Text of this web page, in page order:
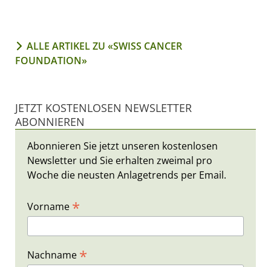
ALLE ARTIKEL ZU «SWISS CANCER
FOUNDATION»
JETZT KOSTENLOSEN NEWSLETTER
ABONNIEREN
Abonnieren Sie jetzt unseren kostenlosen
Newsletter und Sie erhalten zweimal pro
Woche die neusten Anlagetrends per Email.
Vorname *
Nachname *